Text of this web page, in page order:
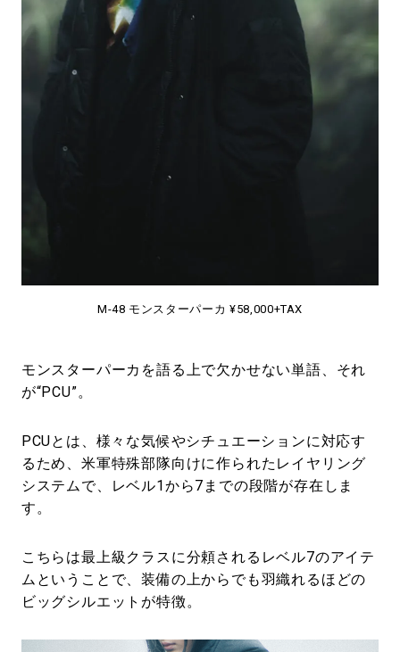
M-48 モンスターパーカ ¥58,000+TAX
モンスターパーカを語る上で欠かせない単語、それ
が“PCU”。
PCUとは、様々な気候やシチュエーションに対応す
るため、米軍特殊部隊向けに作られたレイヤリング
システムで、レベル1から7までの段階が存在しま
す。
こちらは最上級クラスに分頼されるレベル7のアイテ
ムということで、装備の上からでも羽織れるほどの
ビッグシルエットが特徴。